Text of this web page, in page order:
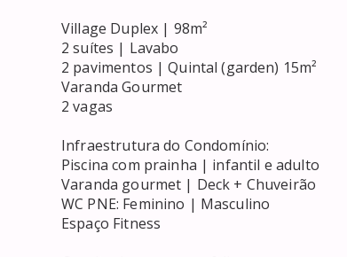
Village Duplex | 98m²
2 suítes | Lavabo
2 pavimentos | Quintal (garden) 15m²
Varanda Gourmet
2 vagas
Infraestrutura do Condomínio:
Piscina com prainha | infantil e adulto
Varanda gourmet | Deck + Chuveirão
WC PNE: Feminino | Masculino
Espaço Fitness